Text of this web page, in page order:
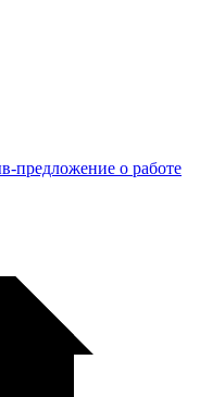
предложение о работе